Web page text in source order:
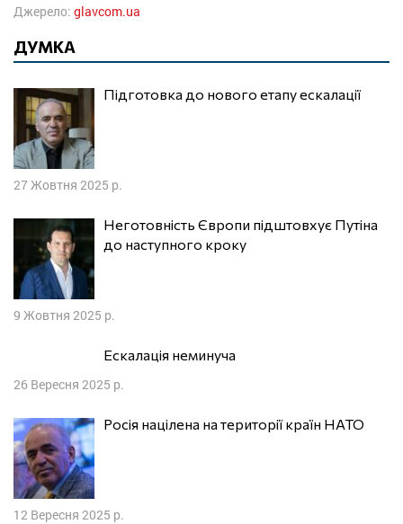
Джерело: glavcom.ua
ДУМКА
Підготовка до нового етапу ескалації
27 Жовтня 2025 р.
Неготовність Європи підштовхує Путіна
до наступного кроку
9 Жовтня 2025 р.
Ескалація неминуча
26 Вересня 2025 р.
Росія націлена на території країн НАТО
12 Вересня 2025 р.